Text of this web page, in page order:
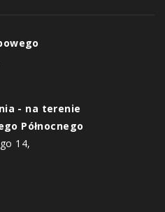
- na terenie
Północnego
14,